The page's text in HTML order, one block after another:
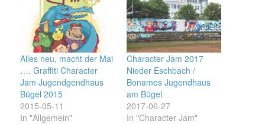
Alles neu, macht der Mai
…. Graffiti Character
Jam Jugendgendhaus
Bügel 2015
2015-05-11
In "Allgemein"
Character Jam 2017
Nieder Eschbach /
Bonames Jugendhaus
am Bügel
2017-06-27
In "Character Jam"